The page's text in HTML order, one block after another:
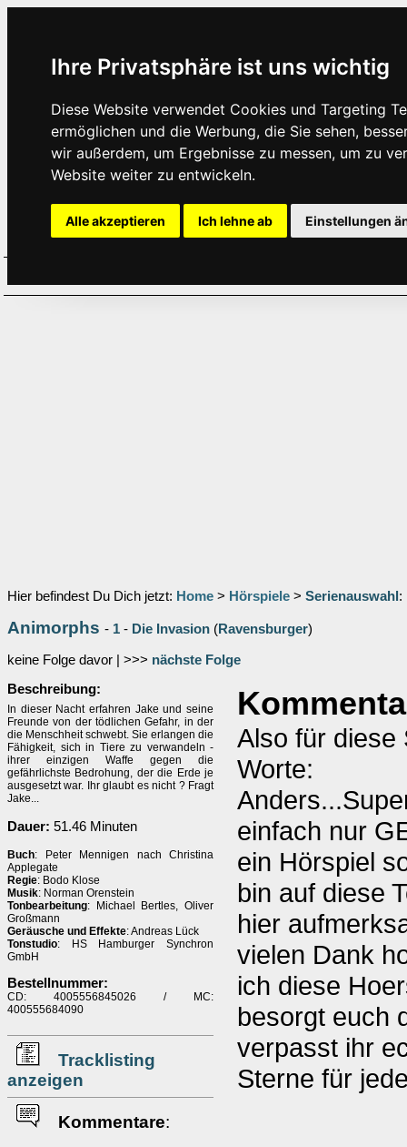
Ihre Privatsphäre ist uns wichtig
Diese Website verwendet Cookies und Targeting
ermöglichen und die Werbung, die Sie sehen,
wir außerdem, um Ergebnisse zu messen, um zu
Website weiter zu entwickeln.
Alle akzeptieren Ich lehne ab Einstellungen
Hier befindest Du Dich jetzt: Home > Hörspiele > Serienauswahl :
Animorphs - 1 - Die Invasion (Ravensburger)
keine Folge davor | >>> nächste Folge
Beschreibung:
In dieser Nacht erfahren Jake und seine
Freunde von der tödlichen Gefahr, in der
die Menschheit schwebt. Sie erlangen die
Fähigkeit, sich in Tiere zu verwandeln -
ihrer einzigen Waffe gegen die
gefährlichste Bedrohung, der die Erde je
ausgesetzt war. Ihr glaubt es nicht ? Fragt
Jake...
Dauer: 51.46 Minuten
Buch: Peter Mennigen nach Christina
Applegate
Regie: Bodo Klose
Musik: Norman Orenstein
Tonbearbeitung: Michael Bertles, Oliver
Großmann
Geräusche und Effekte: Andreas Lück
Tonstudio: HS Hamburger Synchron
GmbH
Bestellnummer:
CD: 4005556845026 / MC:
400555684090
Tracklisting
anzeigen
Kommentare:
Also für diese
Worte:
einfach nur
ein Hörspiel
bin auf diese
hier
vielen Dank
ich diese
besorgt euch
verpasst ihr
Sterne für